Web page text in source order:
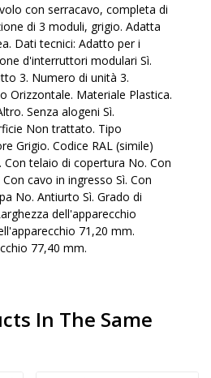
con serracavo, completa di
di 3 moduli, grigio. Adatta
Dati tecnici: Adatto per i
d'interruttori modulari Sì.
3. Numero di unità 3.
Orizzontale. Materiale Plastica.
Senza alogeni Sì.
Non trattato. Tipo
Grigio. Codice RAL (simile)
Con telaio di copertura No. Con
cavo in ingresso Sì. Con
No. Antiurto Sì. Grado di
dell'apparecchio
71,20 mm.
77,40 mm.
In The Same